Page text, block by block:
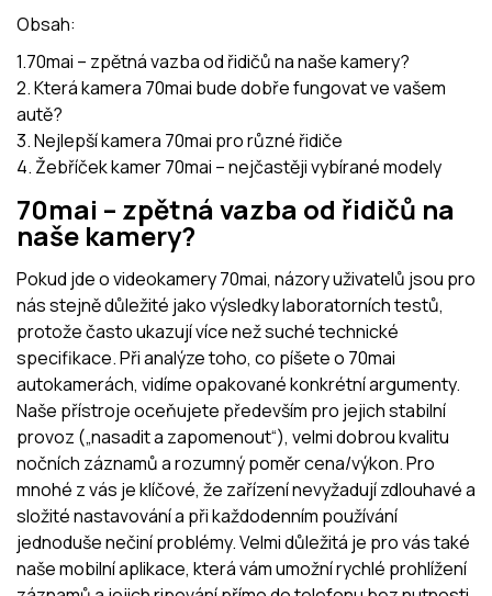
Obsah:
1.70mai – zpětná vazba od řidičů na naše kamery?
2. Která kamera 70mai bude dobře fungovat ve vašem
autě?
3. Nejlepší kamera 70mai pro různé řidiče
4. Žebříček kamer 70mai – nejčastěji vybírané modely
70mai – zpětná vazba od řidičů na
naše kamery?
Pokud jde o videokamery 70mai, názory uživatelů jsou pro
nás stejně důležité jako výsledky laboratorních testů,
protože často ukazují více než suché technické
specifikace. Při analýze toho, co píšete o 70mai
autokamerách, vidíme opakované konkrétní argumenty.
Naše přístroje oceňujete především pro jejich stabilní
provoz („nasadit a zapomenout“), velmi dobrou kvalitu
nočních záznamů a rozumný poměr cena/výkon. Pro
mnohé z vás je klíčové, že zařízení nevyžadují zdlouhavé a
složité nastavování a při každodenním používání
jednoduše nečiní problémy. Velmi důležitá je pro vás také
naše mobilní aplikace, která vám umožní rychlé prohlížení